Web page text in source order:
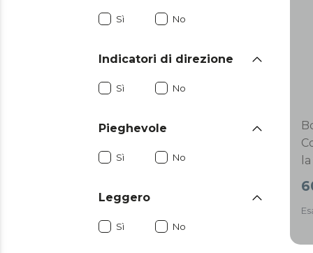
Sì No
Indicatori di direzione
Sì No
Pieghevole
Sì No
Leggero
Sì No